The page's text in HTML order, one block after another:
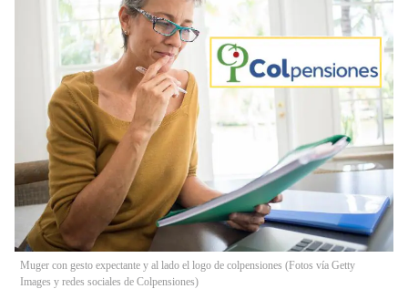
Muger con gesto expectante y al lado el logo de colpensiones (Fotos vía Getty
Images y redes sociales de Colpensiones)